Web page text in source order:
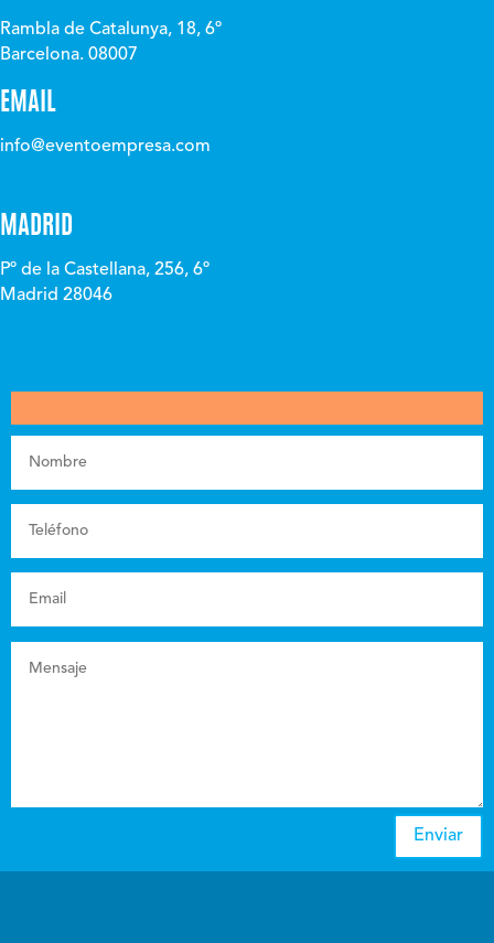
Rambla de Catalunya, 18, 6º
Barcelona. 08007
EMAIL
info@eventoempresa.com
MADRID
Pº de la Castellana, 256, 6º
Madrid 28046
Enviar